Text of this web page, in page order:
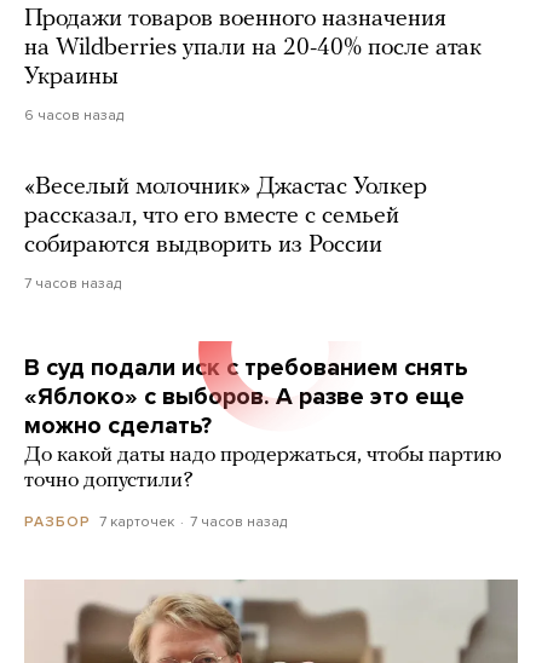
Продажи товаров военного назначения
на Wildberries упали на 20-40% после атак
Украины
6 часов назад
«Веселый молочник» Джастас Уолкер
рассказал, что его вместе с семьей
собираются выдворить из России
7 часов назад
В суд подали иск с требованием снять
«Яблоко» с выборов. А разве это еще
можно сделать?
До какой даты надо продержаться, чтобы партию
точно допустили?
РАЗБОР 7 карточек 7 часов назад